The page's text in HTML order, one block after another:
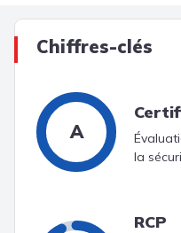
Chiffres-clés
A
la
RCP